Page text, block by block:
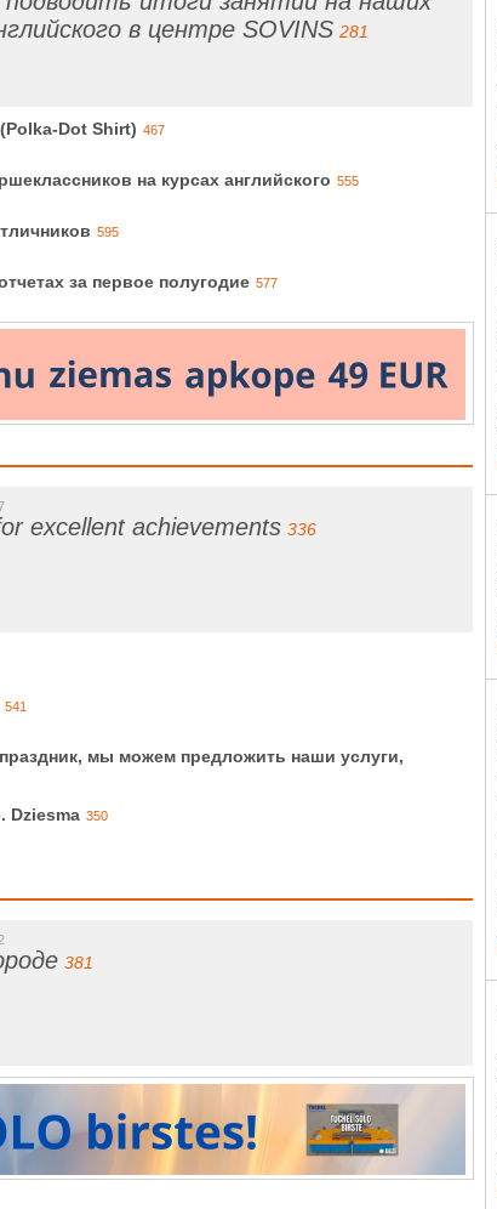
в центре SOVINS 281
Dot Shirt) 467
на курсах английского 555
595
за первое полугодие 577
excellent achievements 336
541
мы можем предложить наши услуги,
Dziesma 350
381